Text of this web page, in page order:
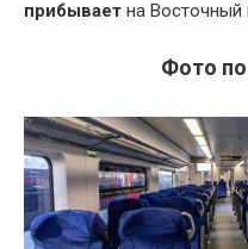
прибывает на Восточный
Фото